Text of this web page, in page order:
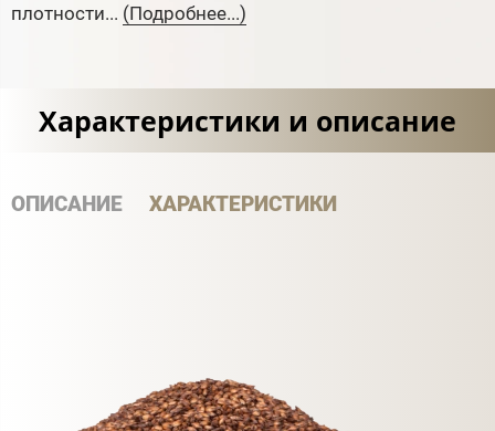
плотности... (Подробнее...)
Характеристики и описание
ОПИСАНИЕ ХАРАКТЕРИСТИКИ